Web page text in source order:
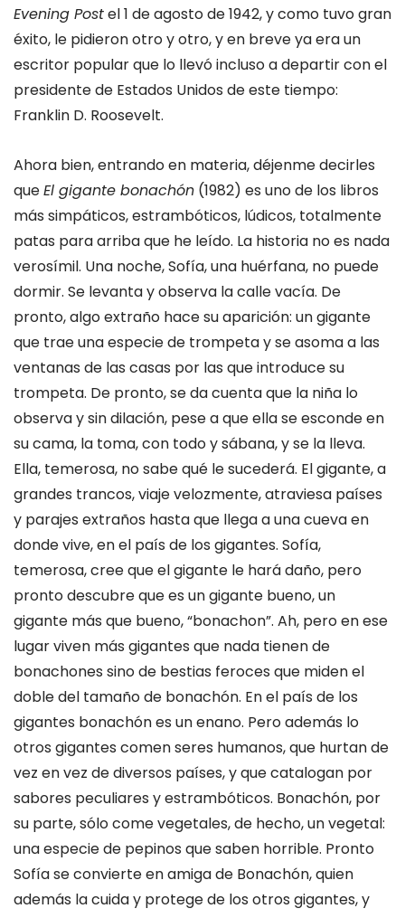
Evening Postel 1 de agosto de 1942, y como tuvo gran
éxito, le pidieron otro y otro, y en breve ya era un
escritor popular que lo llevó incluso a departir con el
presidente de Estados Unidos de este tiempo:
Franklin D. Roosevelt.
Ahora bien, entrando en materia, déjenme decirles
queEl gigante bonachón (1982) es uno de los libros
más simpáticos, estrambóticos, lúdicos, totalmente
patas para arriba que he leído. La historia no es nada
verosímil. Una noche, Sofía, una huérfana, no puede
dormir. Se levanta y observa la calle vacía. De
pronto, algo extraño hace su aparición: un gigante
que trae una especie de trompeta y se asoma a las
ventanas de las casas por las que introduce su
trompeta. De pronto, se da cuenta que la niña lo
observa y sin dilación, pese a que ella se esconde en
su cama, la toma, con todo y sábana, y se la lleva.
Ella, temerosa, no sabe qué le sucederá. El gigante, a
grandes trancos, viaje velozmente, atraviesa países
y parajes extraños hasta que llega a una cueva en
donde vive, en el país de los gigantes. Sofía,
temerosa, cree que el gigante le hará daño, pero
pronto descubre que es un gigante bueno, un
gigante más que bueno, “bonachon”. Ah, pero en ese
lugar viven más gigantes que nada tienen de
bonachones sino de bestias feroces que miden el
doble del tamaño de bonachón. En el país de los
gigantes bonachón es un enano. Pero además lo
otros gigantes comen seres humanos, que hurtan de
vez en vez de diversos países, y que catalogan por
sabores peculiares y estrambóticos. Bonachón, por
su parte, sólo come vegetales, de hecho, un vegetal:
una especie de pepinos que saben horrible. Pronto
Sofía se convierte en amiga de Bonachón, quien
además la cuida y protege de los otros gigantes, y